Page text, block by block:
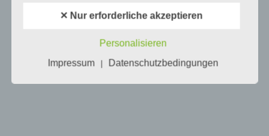
insbesondere mittels Zuordnung zu einer
Kennnummer, zu Standortdaten, zu einer
Online-Kennung oder zu einem oder
mehreren besonderen Merkmalen, die
✕ Nur erforderliche akzeptieren
Personalisieren
Impressum
| Datenschutzbedingungen